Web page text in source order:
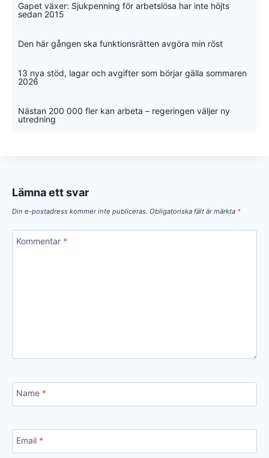
Gapet växer: Sjukpenning för arbetslösa har inte höjts
sedan 2015
Den här gången ska funktionsrätten avgöra min röst
13 nya stöd, lagar och avgifter som börjar gälla sommaren
2026
Nästan 200 000 fler kan arbeta – regeringen väljer ny
utredning
Lämna ett svar
Din e-postadress kommer inte publiceras. Obligatoriska fält är märkta *
Kommentar *
Name *
Email *